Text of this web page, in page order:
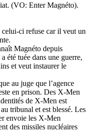
(VO: Enter Magnéto).
ci refuse car il veut un
Magnéto depuis
été tuée dans une guerre,
et veut instaurer le
au juge que l’agence
en prison. Des X-Men
de X-Men est
tribunal et est blessé. Les
envoie les X-Men
des missiles nucléaires